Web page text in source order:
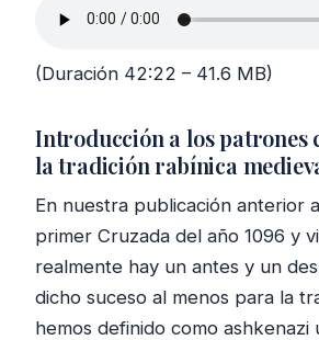
(Duración 42:22 – 41.6 MB)
Introducción a los patrones
la tradición rabínica
En nuestra publicación anterior
primer Cruzada del año 1096 y
realmente hay un antes y un
dicho suceso al menos para la
hemos definido como ashkenazi